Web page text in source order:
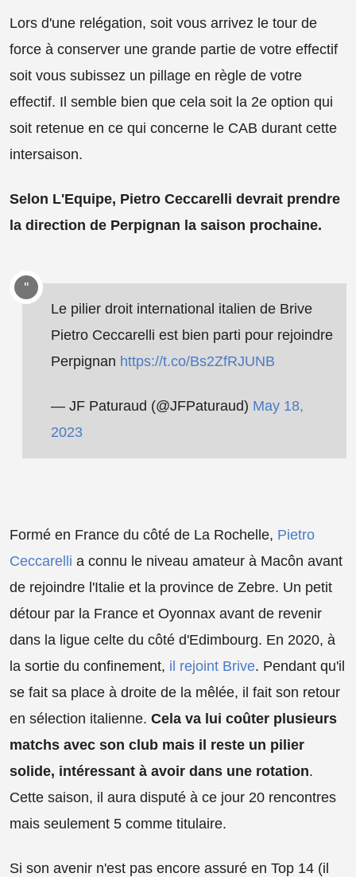
Lors d'une relégation, soit vous arrivez le tour de
force à conserver une grande partie de votre effectif
soit vous subissez un pillage en règle de votre
effectif. Il semble bien que cela soit la 2e option qui
soit retenue en ce qui concerne le CAB durant cette
intersaison.
Selon L'Equipe, Pietro Ceccarelli devrait prendre
la direction de Perpignan la saison prochaine.
Le pilier droit international italien de Brive
Pietro Ceccarelli est bien parti pour rejoindre
Perpignan https://t.co/Bs2ZfRJUNB
— JF Paturaud (@JFPaturaud) May 18,
2023
Formé en France du côté de La Rochelle, Pietro
Ceccarelli a connu le niveau amateur à Macôn avant
de rejoindre l'Italie et la province de Zebre. Un petit
détour par la France et Oyonnax avant de revenir
dans la ligue celte du côté d'Edimbourg. En 2020, à
la sortie du confinement, il rejoint Brive. Pendant qu'il
se fait sa place à droite de la mêlée, il fait son retour
en sélection italienne. Cela va lui coûter plusieurs
matchs avec son club mais il reste un pilier
solide, intéressant à avoir dans une rotation.
Cette saison, il aura disputé à ce jour 20 rencontres
mais seulement 5 comme titulaire.
Si son avenir n'est pas encore assuré en Top 14 (il